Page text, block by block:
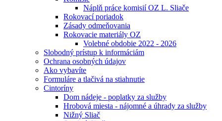
Náplň práce komisií OZ L. Sliače
Rokovací poriadok
Zásady odmeňovania
Rokovacie materiály OZ
Volebné obdobie 2022 - 2026
Slobodný prístup k informáciám
Ochrana osobných údajov
Ako vybavíte
Formuláre a tlačivá na stiahnutie
Cintoríny
Dom nádeje - poplatky za služby
Hrobová miesta - nájomné a úhrady za služby
Nižný Sliač